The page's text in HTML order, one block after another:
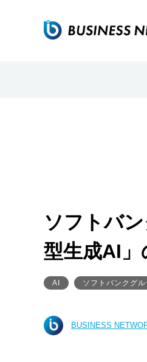
ソフトバ
型生成AI」
AI ソフトバンクグ
BUSINESS